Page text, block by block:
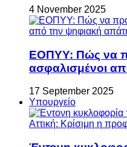
4 November 2025
ΕΟΠΥΥ: Πώς να
ασφαλισμένοι
17 September 2025
Υπουργείο